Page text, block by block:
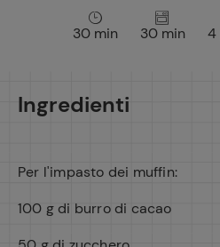
30 min 30 min 4
Ingredienti
Per l'impasto dei muffin:
100 g di burro di cacao